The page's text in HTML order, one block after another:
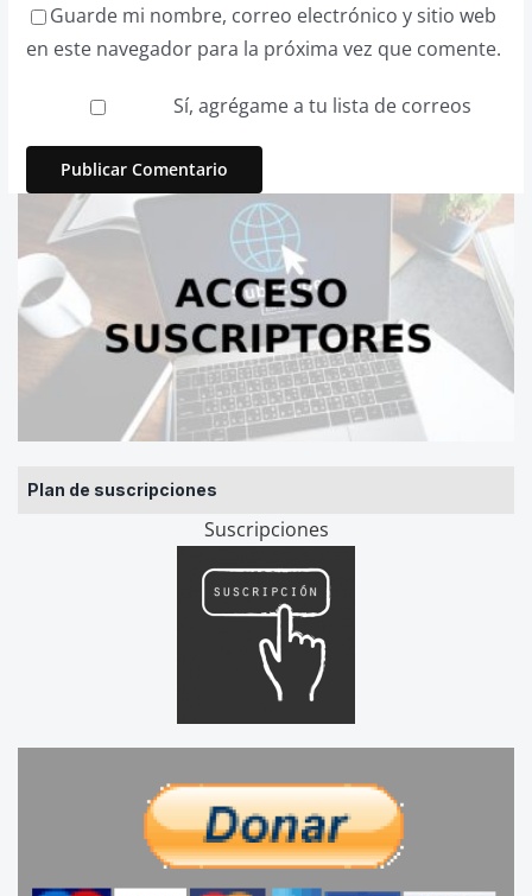
Plan de suscripciones
Suscripciones
Guarde mi nombre, correo electrónico y sitio web
en este navegador para la próxima vez que comente.
Sí, agrégame a tu lista de correos